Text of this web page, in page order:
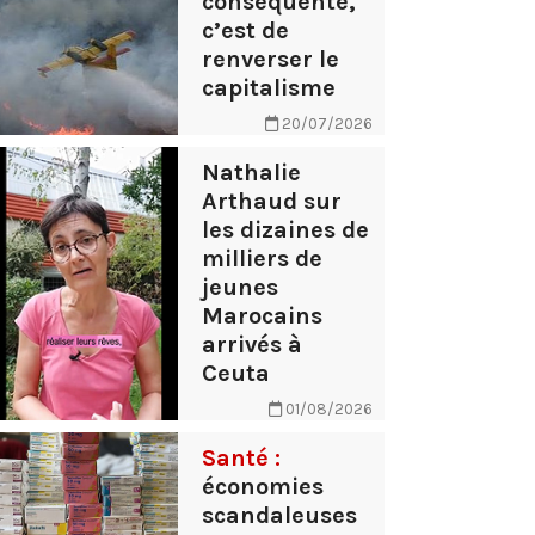
c’est de
renverser le
capitalisme
20/07/2026
Nathalie
Arthaud sur
les dizaines de
milliers de
jeunes
Marocains
arrivés à
Ceuta
01/08/2026
Santé :
économies
scandaleuses